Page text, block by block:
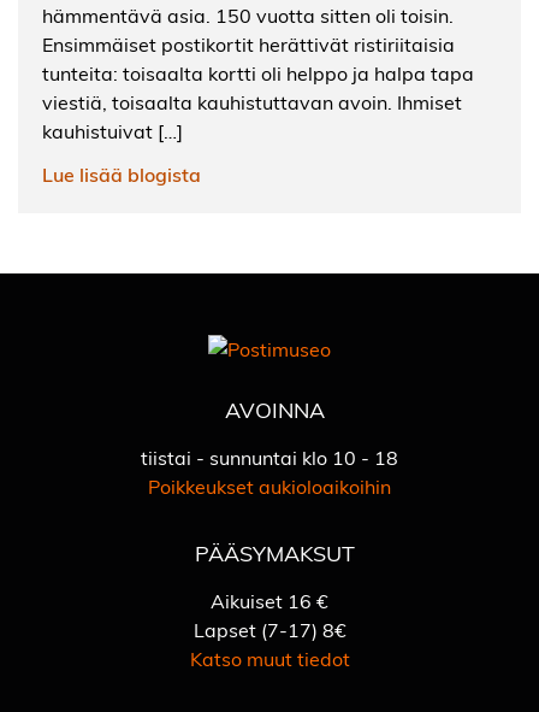
hämmentävä asia. 150 vuotta sitten oli toisin.
Ensimmäiset postikortit herättivät ristiriitaisia
tunteita: toisaalta kortti oli helppo ja halpa tapa
viestiä, toisaalta kauhistuttavan avoin. Ihmiset
kauhistuivat […]
Lue lisää blogista
AVOINNA
tiistai - sunnuntai klo 10 - 18
Poikkeukset aukioloaikoihin
PÄÄSYMAKSUT
Aikuiset 16 €
Lapset (7-17) 8€
Katso muut tiedot